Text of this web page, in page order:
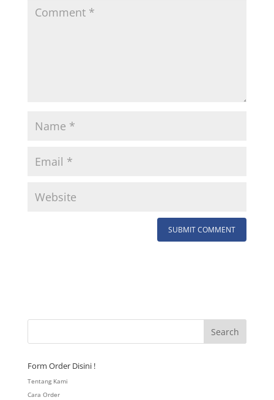
Form Order Disini !
Tentang Kami
Cara Order